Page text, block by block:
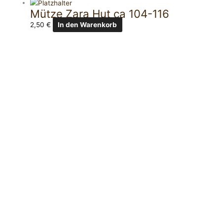
Mütze Zara Hut ca 104-116
2,50€ In den Warenkorb